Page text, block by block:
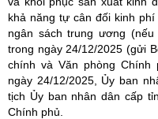
khả năng tự cân đối kinh
ngân sách trung ương
trong ngày 24/12/2025 (gửi
chính và Văn phòng
ngày 24/12/2025, Ủy ban
tịch Ủy ban nhân dân cấp
Chính phủ.